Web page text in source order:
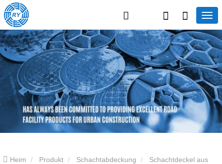
Heim Produkt Schachtabdeckung Schachtdeckel aus